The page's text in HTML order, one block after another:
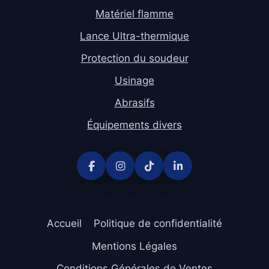
Matériel flamme
Lance Ultra-thermique
Protection du soudeur
Usinage
Abrasifs
Équipements divers
Accueil
Politique de confidentialité
Mentions Légales